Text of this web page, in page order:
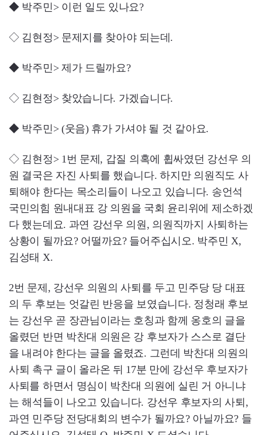
◆ 박주민> 이런 일도 있나요?
◇ 김현정> 문제지를 찾아야 되는데.
◆ 박주민> 제가 드릴까요?
◇ 김현정> 찾았습니다. 가겠습니다.
◆ 박주민> (웃음) 휴가 가셔야 될 것 같아요.
◇ 김현정> 1번 문제, 갑질 의혹에 휩싸였던 강선우 의
원 결국은 자진 사퇴를 했습니다. 하지만 의원직도 사
퇴해야 한다는 목소리들이 나오고 있습니다. 송언석
국민의힘 원내대표 강 의원을 국회 윤리위에 제소하겠
다 했는데요. 과연 강선우 의원, 의원직까지 사퇴하는
상황이 될까요? 어떨까요? 들어주십시오. 박주민 X,
김성태 X.
2번 문제, 강선우 의원의 사퇴를 두고 민주당 당 대표
의 두 후보는 엇갈린 반응을 보였습니다. 정청래 후보
는 강선우 곧 장관님이라는 호칭과 함께 옹호의 글을
올렸던 반면 박찬대 의원은 강 후보자가 스스로 결단
을 내려야 한다는 글을 올렸죠. 그런데 박찬대 의원의
사퇴 촉구 글이 올라온 뒤 17분 만에 강선우 후보자가
사퇴를 하면서 명심이 박찬대 의원에 실린 거 아니냐
는 해석들이 나오고 있습니다. 강선우 후보자의 사퇴,
과연 민주당 전당대회의 변수가 될까요? 아닐까요? 들